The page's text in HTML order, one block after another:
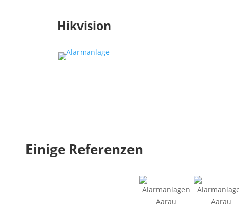
Hikvision
Einige Referenzen